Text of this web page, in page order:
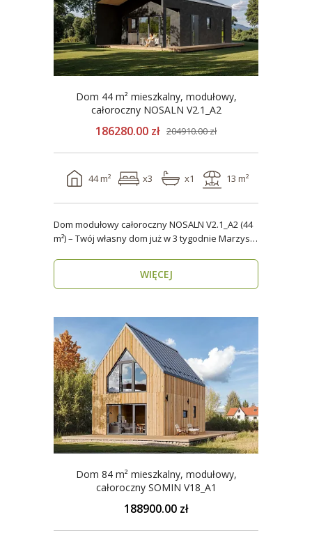
Dom 44 m² mieszkalny, modułowy,
całoroczny NOSALN V2.1_A2
186280.00 zł 204910.00 zł
44 m² x3 x1 13 m²
Dom modułowy całoroczny NOSALN V2.1_A2 (44
m²) – Twój własny dom już w 3 tygodnie Marzysz
WIĘCEJ
Dom 84 m² mieszkalny, modułowy,
całoroczny SOMIN V18_A1
188900.00 zł